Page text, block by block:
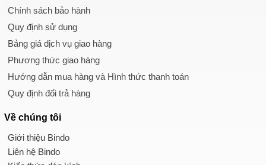
Chính sách bảo hành
Quy định sử dụng
Bảng giá dịch vụ giao hàng
Phương thức giao hàng
Hướng dẫn mua hàng và Hình thức thanh toán
Quy định đổi trả hàng
Về chúng tôi
Giới thiệu Bindo
Liên hệ Bindo